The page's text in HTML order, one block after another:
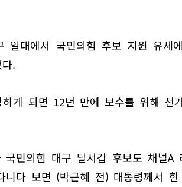
대에서 국민의힘 후보 지원 유세
.
게 되면 12년 만에 보수를 위해 선
민의힘 대구 달서갑 후보도 채널A
다 보면 (박근혜 전) 대통령께서